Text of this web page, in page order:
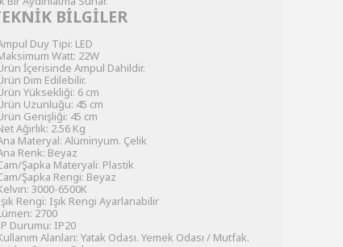
BİLGİLER
Duy Tipi: LED
Watt: 22W
İçerisinde Ampul Dahildir.
Dim Edilebilir.
Yüksekliği: 6 cm
Uzunluğu: 45 cm
Genişliği: 45 cm
Ağırlık: 2.56 Kg
Materyal: Alüminyum. Çelik
Renk: Beyaz
Şapka Materyali: Plastik
Şapka Rengi: Beyaz
3000-6500K
Rengi: Işık Rengi Ayarlanabilir
2700
Durumu: IP20
Alanları: Yatak Odası. Yemek Odası / Mutfak.